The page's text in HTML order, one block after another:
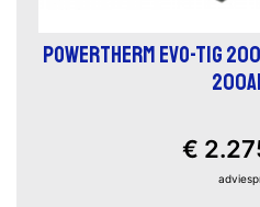
POWERTHERM EVO-TIG
€